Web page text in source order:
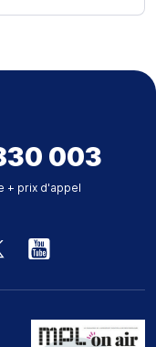
003
+ prix d'appel